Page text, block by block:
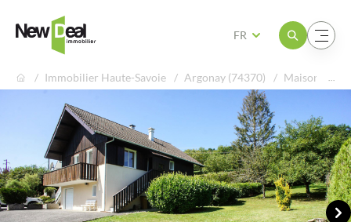
Ouvrir le menuOuvrir le menu
FR
Immobilier Haute-Savoie Argonay (74370) Maison au